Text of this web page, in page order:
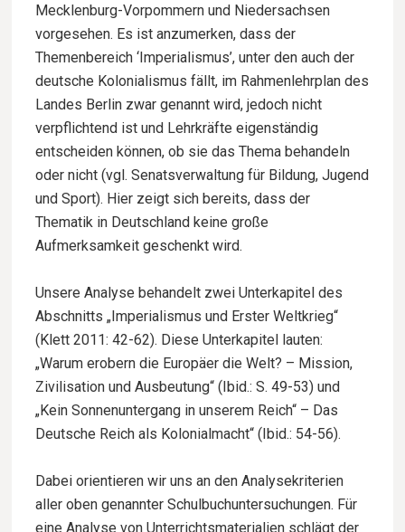
Mecklenburg-Vorpommern und Niedersachsen
vorgesehen. Es ist anzumerken, dass der
Themenbereich ‘Imperialismus’, unter den auch der
deutsche Kolonialismus fällt, im Rahmenlehrplan des
Landes Berlin zwar genannt wird, jedoch nicht
verpflichtend ist und Lehrkräfte eigenständig
entscheiden können, ob sie das Thema behandeln
oder nicht (vgl. Senatsverwaltung für Bildung, Jugend
und Sport). Hier zeigt sich bereits, dass der
Thematik in Deutschland keine große
Aufmerksamkeit geschenkt wird.
Unsere Analyse behandelt zwei Unterkapitel des
Abschnitts „Imperialismus und Erster Weltkrieg“
(Klett 2011: 42-62). Diese Unterkapitel lauten:
„Warum erobern die Europäer die Welt? – Mission,
Zivilisation und Ausbeutung“ (Ibid.: S. 49-53) und
„Kein Sonnenuntergang in unserem Reich“ – Das
Deutsche Reich als Kolonialmacht“ (Ibid.: 54-56).
Dabei orientieren wir uns an den Analysekriterien
aller oben genannter Schulbuchuntersuchungen. Für
eine Analyse von Unterrichtsmaterialien schlägt der